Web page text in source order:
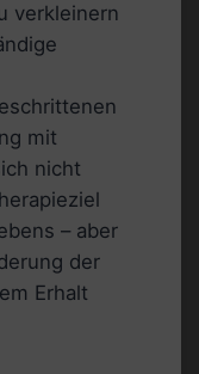
verkleinern
mit
nicht
– aber
der
Erhalt